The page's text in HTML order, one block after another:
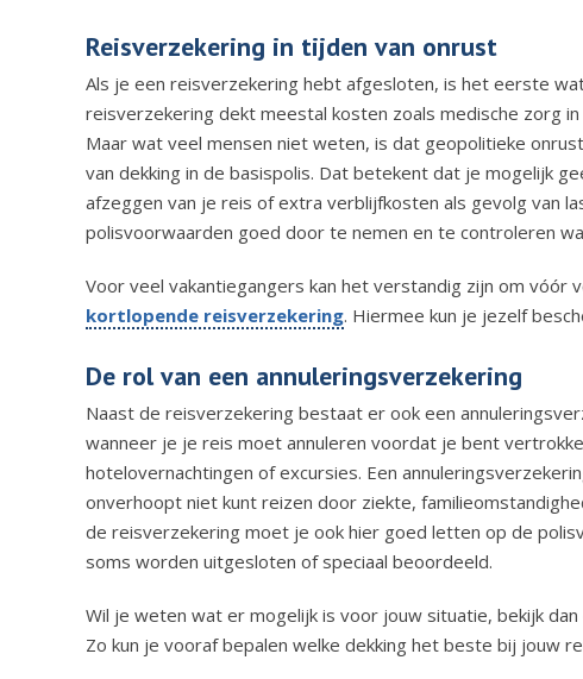
Reisverzekering in tijden van onrust
Als je een reisverzekering hebt afgesloten, is het eerste
reisverzekering dekt meestal kosten zoals medische zorg
Maar wat veel mensen niet weten, is dat geopolitieke
van dekking in de basispolis. Dat betekent dat je mogelijk
afzeggen van je reis of extra verblijfkosten als gevolg van
polisvoorwaarden goed door te nemen en te controleren
Voor veel vakantiegangers kan het verstandig zijn om
kortlopende reisverzekering. Hiermee kun je jezelf
De rol van een annuleringsverzekering
Naast de reisverzekering bestaat er ook een
wanneer je je reis moet annuleren voordat je bent
hotelovernachtingen of excursies. Een
onverhoopt niet kunt reizen door ziekte,
de reisverzekering moet je ook hier goed letten op de
soms worden uitgesloten of speciaal beoordeeld.
Wil je weten wat er mogelijk is voor jouw situatie, bekijk
Zo kun je vooraf bepalen welke dekking het beste bij jouw